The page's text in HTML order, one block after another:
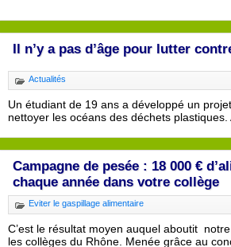
Il n’y a pas d’âge pour lutter
Actualités
Un étudiant de 19 ans a développé un
nettoyer les océans des déchets plastiques.
Campagne de pesée : 18 000 €
chaque année dans votre collège
Eviter le gaspillage alimentaire
C’est le résultat moyen auquel aboutit
les collèges du Rhône. Menée grâce au